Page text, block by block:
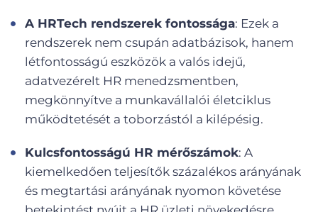
A HRTech rendszerek fontossága: Ezek a
rendszerek nem csupán adatbázisok, hanem
létfontosságú eszközök a valós idejű,
adatvezérelt HR menedzsmentben,
megkönnyítve a munkavállalói életciklus
működtetését a toborzástól a kilépésig.
Kulcsfontosságú HR mérőszámok: A
kiemelkedően teljesítők százalékos arányának
és megtartási arányának nyomon követése